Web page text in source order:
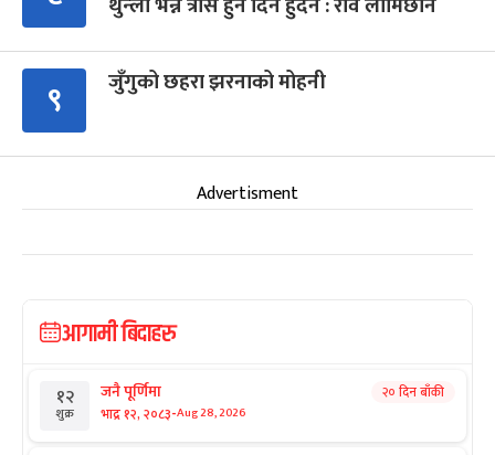
९ जुँगुको छहरा झरनाको मोहनी
Advertisment
आगामी बिदाहरु
१२
शुक्र
जनै पूर्णिमा
भाद्र १२, २०८३-Aug 28, 2026
२० दिन बाँकी